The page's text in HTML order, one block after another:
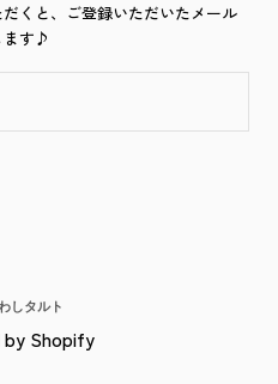
くと、ご登録いただいたメール
ます♪
しタルト
Shopify